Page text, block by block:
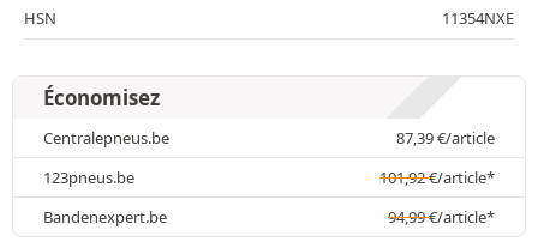
HSN
11354NXE
Économisez
Centralepneus.be 87,39€/article
123pneus.be
101,92€/article*
Bandenexpert.be
94,99€/article*